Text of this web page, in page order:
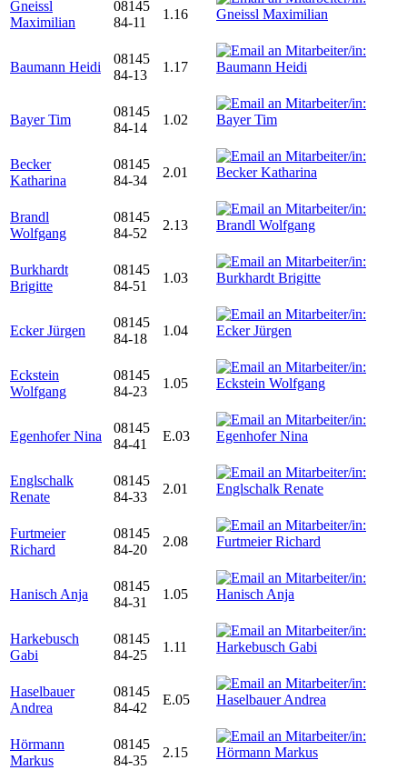
Gneissl
Maximilian
08145
84-11
1.16
Baumann Heidi
08145
84-13
1.17
Bayer Tim
08145
84-14
1.02
Becker
Katharina
08145
84-34
2.01
Brandl
Wolfgang
08145
84-52
2.13
Burkhardt
Brigitte
08145
84-51
1.03
Ecker Jürgen
08145
84-18
1.04
Eckstein
Wolfgang
08145
84-23
1.05
Egenhofer Nina
08145
84-41
E.03
Englschalk
Renate
08145
84-33
2.01
Furtmeier
Richard
08145
84-20
2.08
Hanisch Anja
08145
84-31
1.05
Harkebusch
Gabi
08145
84-25
1.11
Haselbauer
Andrea
08145
84-42
E.05
Hörmann
Markus
08145
84-35
2.15